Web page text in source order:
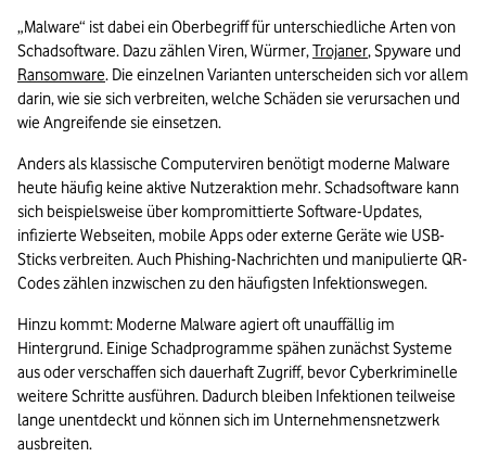
„Malware“ ist dabei ein Oberbegriff für unterschiedliche Arten von
Schadsoftware. Dazu zählen Viren, Würmer, Trojaner
Ransomware. Die einzelnen Varianten unterscheiden sich vor allem
darin, wie sie sich verbreiten, welche Schäden sie verursachen und
wie Angreifende sie einsetzen.
Anders als klassische Computerviren benötigt moderne Malware
heute häufig keine aktive Nutzeraktion mehr. Schadsoftware kann
sich beispielsweise über kompromittierte Software-Updates,
infizierte Webseiten, mobile Apps oder externe Geräte wie USB-
Sticks verbreiten. Auch Phishing-Nachrichten und manipulierte QR-
Codes zählen inzwischen zu den häufigsten Infektionswegen.
Hinzu kommt: Moderne Malware agiert oft unauffällig im
Hintergrund. Einige Schadprogramme spähen zunächst Systeme
aus oder verschaffen sich dauerhaft Zugriff, bevor Cyberkriminelle
weitere Schritte ausführen. Dadurch bleiben Infektionen teilweise
lange unentdeckt und können sich im Unternehmensnetzwerk
ausbreiten.